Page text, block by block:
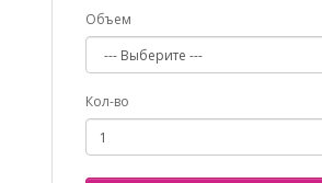
Объем
Кол-во